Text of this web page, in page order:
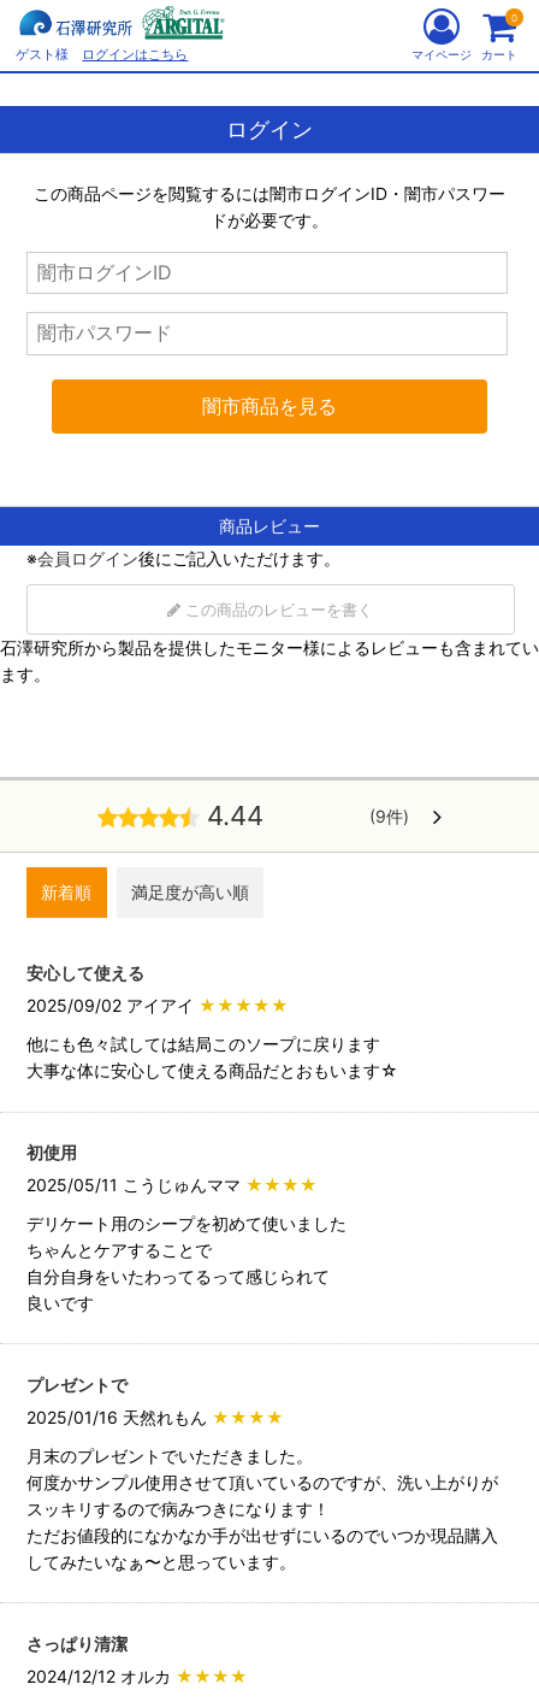
ゲスト様 ログインはこちら マイページ カート
0
ログイン
この商品ページを閲覧するには闇市ログインID・ 闇市パスワー
ドが必要です。
商品レビュー
※会員ログイン後にご記入いただけます。
この商品のレビューを書く
石澤研究所から製品を提供したモニター様によるレビューも含まれてい
ます。
4.44 (9件)
新着順 満足度が高い順
安心して使える
2025/09/02 アイアイ ★★★★★
他にも色々試しては結局このソープに戻ります
大事な体に安心して使える商品だとおもいます☆
初使用
2025/05/11 こうじゅんママ ★★★★
デリケート用のシープを初めて使いました
ちゃんとケアすることで
自分自身をいたわってるって感じられて
良いです
プレゼントで
2025/01/16 天然れもん ★★★★
月末のプレゼントでいただきました。
何度かサンプル使用させて頂いているのですが、洗い上がりが
スッキリするので病みつきになります！
ただお値段的になかなか手が出せずにいるのでいつか現品購入
してみたいなぁ〜と思っています。
さっぱり清潔
2024/12/12 オルカ ★★★★